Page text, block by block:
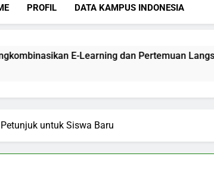
PROFIL DATA KAMPUS INDONESIA
E-Learning dan Pertemuan Langsung
untuk Siswa Baru